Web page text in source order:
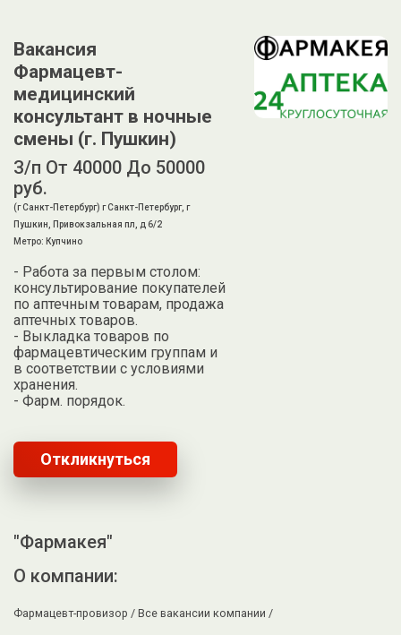
Вакансия
Фармацевт-
медицинский
консультант в ночные
смены (г. Пушкин)
З/п От 40000 До 50000
руб.
(г Санкт-Петербург) г Санкт-Петербург, г
Пушкин, Привокзальная пл, д 6/2
Метро: Купчино
- Работа за первым столом:
консультирование покупателей
по аптечным товарам, продажа
аптечных товаров.
- Выкладка товаров по
фармацевтическим группам и
в соответствии с условиями
хранения.
- Фарм. порядок.
Откликнуться
"Фармакея"
О компании:
Фармацевт-провизор / Все вакансии компании /